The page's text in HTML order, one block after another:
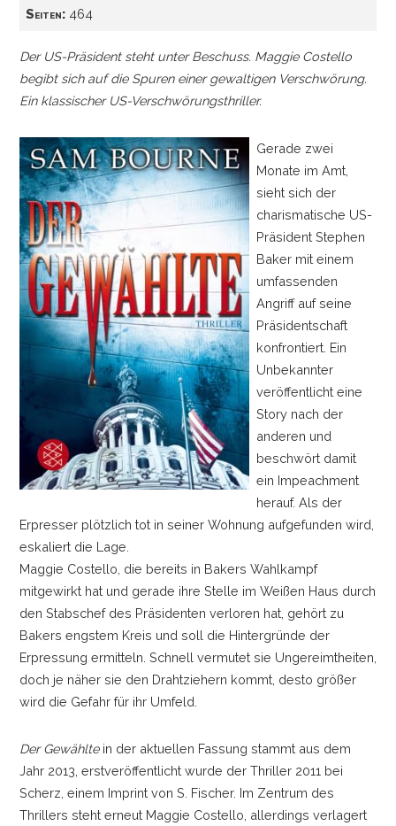
Seiten:464
Der US-Präsident steht unter Beschuss. Maggie Costello
begibt sich auf die Spuren einer gewaltigen Verschwörung.
Ein klassischer US-Verschwörungsthriller.
Gerade zwei
Monate im Amt,
sieht sich der
charismatische US-
Präsident Stephen
Baker mit einem
umfassenden
Angriff auf seine
Präsidentschaft
konfrontiert. Ein
Unbekannter
veröffentlicht eine
Story nach der
anderen und
beschwört damit
ein Impeachment
herauf. Als der
Erpresser plötzlich tot in seiner Wohnung aufgefunden wird,
eskaliert die Lage.
Maggie Costello, die bereits in Bakers Wahlkampf
mitgewirkt hat und gerade ihre Stelle im Weißen Haus durch
den Stabschef des Präsidenten verloren hat, gehört zu
Bakers engstem Kreis und soll die Hintergründe der
Erpressung ermitteln. Schnell vermutet sie Ungereimtheiten,
doch je näher sie den Drahtziehern kommt, desto größer
wird die Gefahr für ihr Umfeld.
Der Gewähltein der aktuellen Fassung stammt aus dem
Jahr 2013, erstveröffentlicht wurde der Thriller 2011 bei
Scherz, einem Imprint von S. Fischer. Im Zentrum des
Thrillers steht erneut Maggie Costello, allerdings verlagert